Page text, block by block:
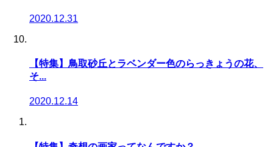
2020.12.31
【特集】鳥取砂丘とラベンダー色のらっきょうの花、
そ...
2020.12.14